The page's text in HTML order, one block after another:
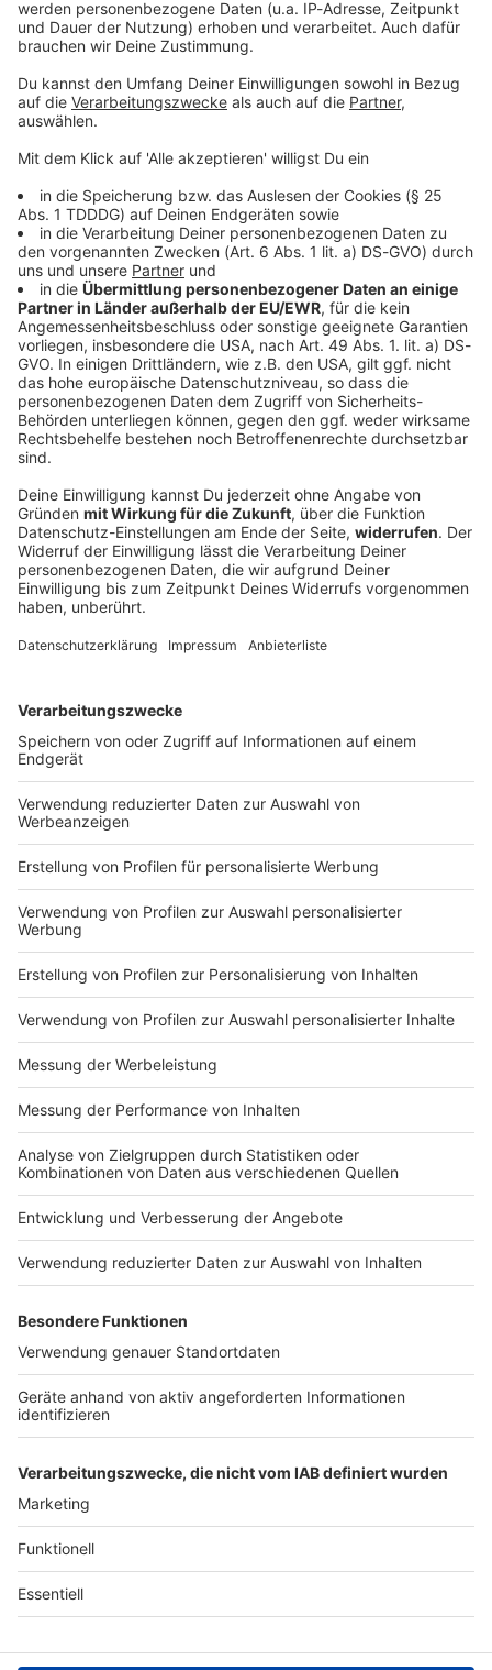
Sprachnachricht
© dpa-infocom, dpa:260610-930-202704/1
Bayern
Autofahrer rast der Polizei davon - bis an
einen Baum
Mit deutlich überhöhter Geschwindigkeit und
riskanten Überholmanövern flüchtet ein 24-Jähriger
Baum. Die Ermittler bitten Zeugen um Hinweise.
DEINE GEMERKTEN ARTIKEL
Du hast dir noch keine Artikel gemerkt
Markiere sie hierfür mit einem
Impressum
Nutzungsbedingungen
Jobs
Presse
Werben
Archiv
ANTENNE BAYERN GROUP
Stiftung ANTENNE BAYERN
hilft
Teilnahmebedingungen
Grounding Page ANTENNE
BAYERN
Kontakt
Studio-Hotline
Verkehrs-Hotline
Datenschutz­erklärung
Newsletter